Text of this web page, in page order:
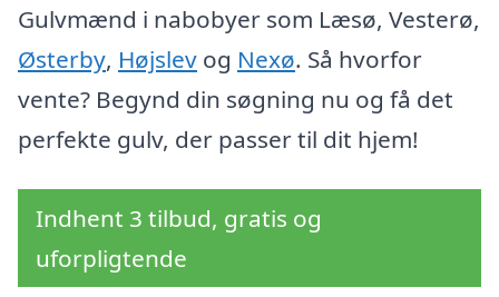
Gulvmænd i nabobyer som Læsø, Vesterø,
Østerby, Højslev og Nexø. Så hvorfor
vente? Begynd din søgning nu og få det
perfekte gulv, der passer til dit hjem!
Indhent 3 tilbud, gratis og
uforpligtende